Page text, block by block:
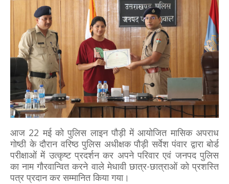
आज 22 मई को पुलिस लाइन पौड़ी में आयोजित मासिक अपराध
गोष्ठी के दौरान वरिष्ठ पुलिस अधीक्षक पौड़ी सर्वेश पंवार द्वारा बोर्ड
परीक्षाओं में उत्कृष्ट प्रदर्शन कर अपने परिवार एवं जनपद पुलिस
का नाम गौरवान्वित करने वाले मेधावी छात्र-छात्राओं को प्रशस्ति
पत्र प्रदान कर सम्मानित किया गया।